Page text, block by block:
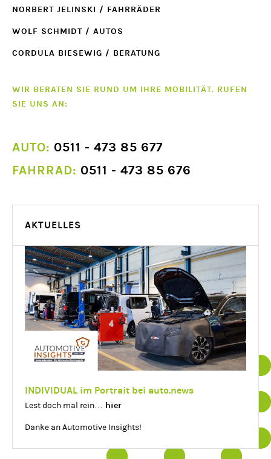
NORBERT JELINSKI / FAHRRÄDER
WOLF SCHMIDT / AUTOS
CORDULA BIESEWIG / BERATUNG
WIR BERATEN SIE RUND UM IHRE MOBILITÄT. RUFEN
SIE UNS AN:
AUTO: 0511 - 473 85 677
FAHRRAD: 0511 - 473 85 676
AKTUELLES
INDIVIDUAL im Portrait bei auto.news
Lest doch mal rein… hier
Danke an Automotive Insights!
Essenziell